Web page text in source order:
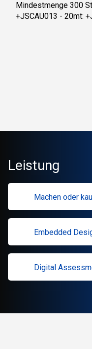
Mindestmenge 300
+JSCAU013 - 20mt:
Leistung
Machen oder
Embedded
Digital